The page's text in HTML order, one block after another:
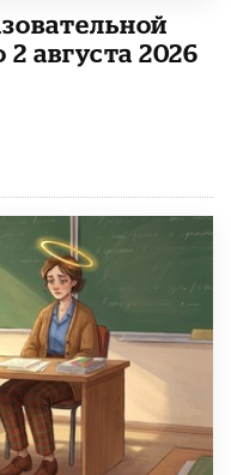
августа 2026